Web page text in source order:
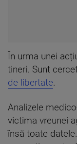
În urma unei
tineri. Sunt
de libertate.
Analizele
victima vreunei
însă toate